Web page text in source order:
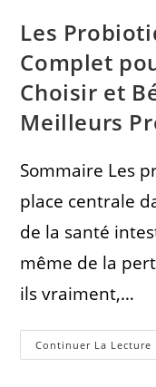
Les
Complet
Choisir et
Meilleurs
Sommaire Les
place centrale
de la santé
même de la
ils vraiment,…
Continuer La Lecture